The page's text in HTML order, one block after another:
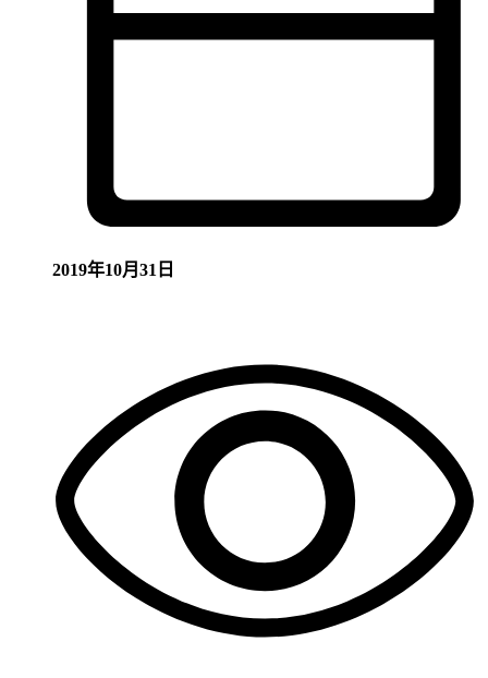
2019年10月31日